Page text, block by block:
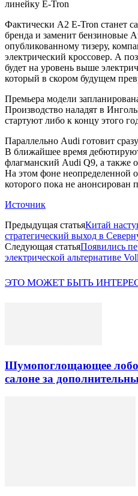
линейку E-Tron
Фактически A2 E-Tron станет
бренда и заменит бензиновые
опубликованному тизеру,
электрический кроссовер. А
будет на уровень выше
который в скором будущем
Премьера модели
Производство наладят в
стартуют либо к концу этого
Параллельно Audi готовит
В ближайшее время
флагманский Audi Q9, а также
На этом фоне неопределенной
которого пока не анонсирован
Источник
Предыдущая статьяКитай
стратегический выход в
Следующая статьяПоявились
электрической альтернативе
ЭТО МОЖЕТ БЫТЬ
Шумопоглощающее
салоне за